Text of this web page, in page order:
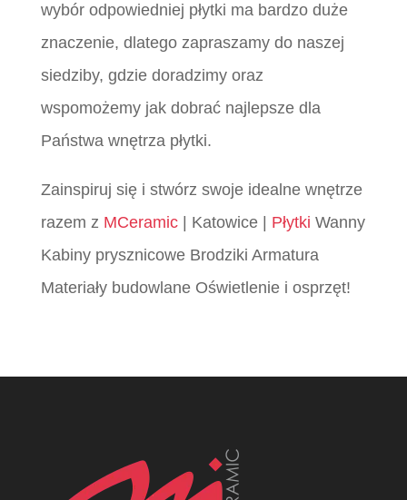
wybór odpowiedniej płytki ma bardzo duże
znaczenie, dlatego zapraszamy do naszej
siedziby, gdzie doradzimy oraz
wspomożemy jak dobrać najlepsze dla
Państwa wnętrza płytki.
Zainspiruj się i stwórz swoje idealne wnętrze
razem z MCeramic| Katowice | Płytki Wanny
Kabiny prysznicowe Brodziki Armatura
Materiały budowlane Oświetlenie i osprzęt!